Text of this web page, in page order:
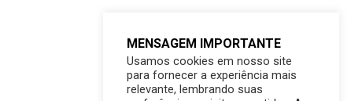
MENSAGEM IMPORTANTE
Usamos cookies em nosso site
para fornecer a experiência mais
relevante, lembrando suas